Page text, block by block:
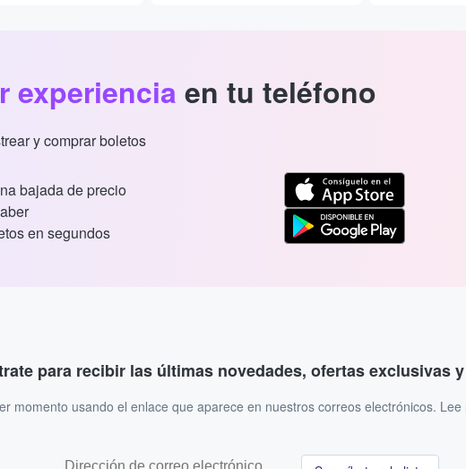
experiencia en tu teléfono
y comprar boletos
bajada de precio
en segundos
para recibir las últimas novedades, ofertas exclusivas
momento usando el enlace que aparece en nuestros correos electrónicos. Lee